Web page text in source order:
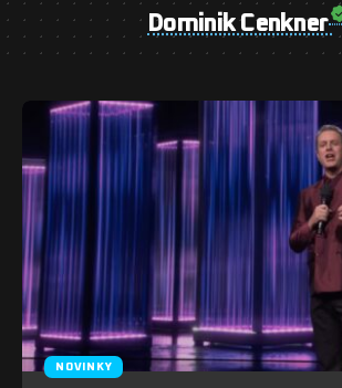
Dominik Cenkner
NOVINKY